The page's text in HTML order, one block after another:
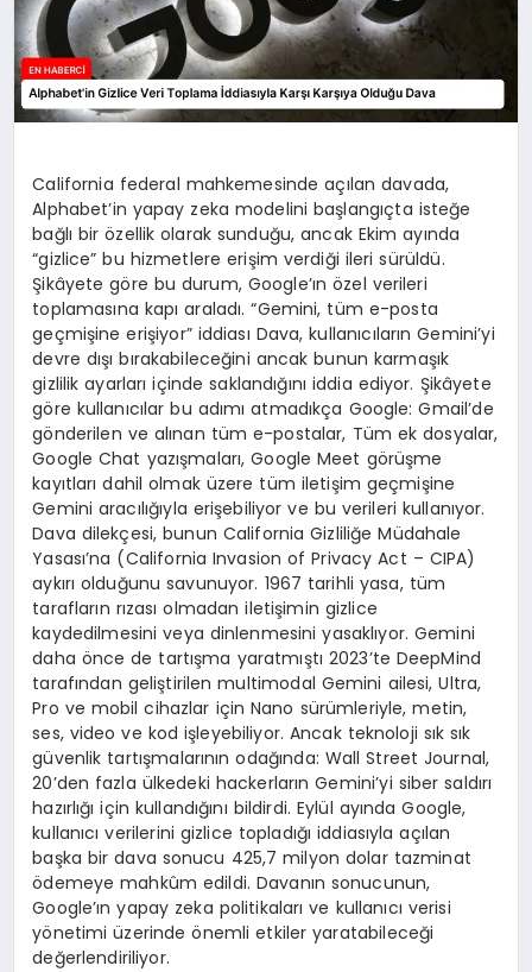
California federal mahkemesinde açılan davada,
Alphabet’in yapay zeka modelini başlangıçta isteğe
bağlı bir özellik olarak sunduğu, ancak Ekim ayında
“gizlice” bu hizmetlere erişim verdiği ileri sürüldü.
Şikâyete göre bu durum, Google’ın özel verileri
toplamasına kapı araladı. “Gemini, tüm e-posta
geçmişine erişiyor” iddiası Dava, kullanıcıların Gemini’yi
devre dışı bırakabileceğini ancak bunun karmaşık
gizlilik ayarları içinde saklandığını iddia ediyor. Şikâyete
göre kullanıcılar bu adımı atmadıkça Google: Gmail’de
gönderilen ve alınan tüm e-postalar, Tüm ek dosyalar,
Google Chat yazışmaları, Google Meet görüşme
kayıtları dahil olmak üzere tüm iletişim geçmişine
Gemini aracılığıyla erişebiliyor ve bu verileri kullanıyor.
Dava dilekçesi, bunun California Gizliliğe Müdahale
Yasası’na (California Invasion of Privacy Act – CIPA)
aykırı olduğunu savunuyor. 1967 tarihli yasa, tüm
tarafların rızası olmadan iletişimin gizlice
kaydedilmesini veya dinlenmesini yasaklıyor. Gemini
daha önce de tartışma yaratmıştı 2023’te DeepMind
tarafından geliştirilen multimodal Gemini ailesi, Ultra,
Pro ve mobil cihazlar için Nano sürümleriyle, metin,
ses, video ve kod işleyebiliyor. Ancak teknoloji sık sık
güvenlik tartışmalarının odağında: Wall Street Journal,
20’den fazla ülkedeki hackerların Gemini’yi siber saldırı
hazırlığı için kullandığını bildirdi. Eylül ayında Google,
kullanıcı verilerini gizlice topladığı iddiasıyla açılan
başka bir dava sonucu 425,7 milyon dolar tazminat
ödemeye mahkûm edildi. Davanın sonucunun,
Google’ın yapay zeka politikaları ve kullanıcı verisi
yönetimi üzerinde önemli etkiler yaratabileceği
değerlendiriliyor.